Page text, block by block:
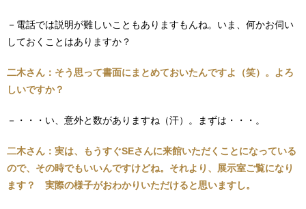
－電話では説明が難しいこともありますもんね。いま、何かお伺い
しておくことはありますか？
二木さん：そう思って書面にまとめておいたんですよ（笑）。よろ
しいですか？
－・・・い、意外と数がありますね（汗）。まずは・・・。
二木さん：実は、もうすぐSEさんに来館いただくことになっている
ので、その時でもいいんですけどね。それより、展示室ご覧になり
ます？ 実際の様子がおわかりいただけると思いますし。